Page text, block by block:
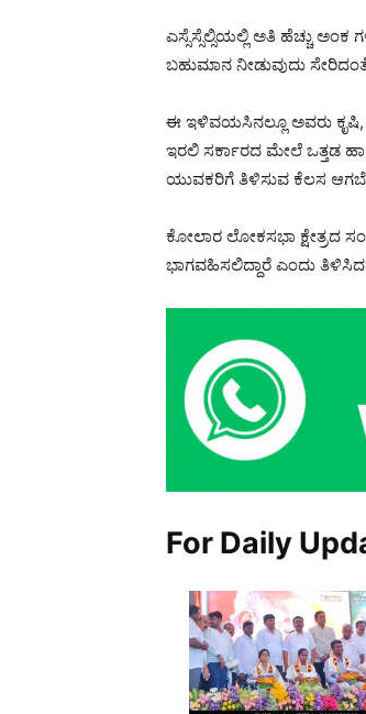
ಎಸ್ಸೆಸ್ಸೆಲ್ಸಿಯಲ್ಲಿ ಅತಿ ಹೆಚ್ಚು
ಬಹುಮಾನ ನೀಡುವುದು
ಈ ಇಳಿವಯಸಿನಲ್ಲೂ ಅವರು ಕೃಷಿ,
ಇರಲಿ ಸರ್ಕಾರದ ಮೇಲೆ ಒತ್ತಡ
ಯುವಕರಿಗೆ ತಿಳಿಸುವ ಕೆಲಸ
ಕೋಲಾರ ಲೋಕಸಭಾ ಕ್ಷೇತ್ರದ
ಭಾಗವಹಿಸಲಿದ್ದಾರೆ ಎಂದು
For Daily